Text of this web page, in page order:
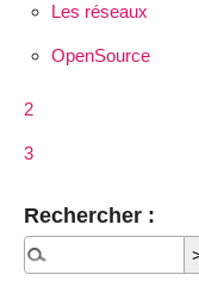
Les réseaux
OpenSource
2
3
Rechercher :